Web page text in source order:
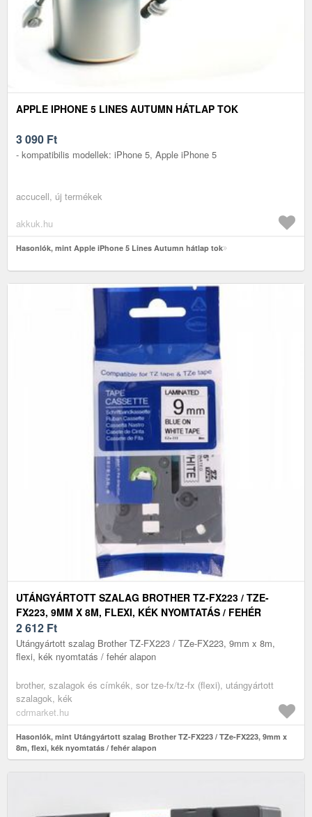
APPLE IPHONE 5 LINES AUTUMN HÁTLAP TOK
3 090 Ft
- kompatibilis modellek: iPhone 5, Apple iPhone 5
accucell, új termékek
akkuk.hu
Hasonlók, mint Apple iPhone 5 Lines Autumn hátlap tok
UTÁNGYÁRTOTT SZALAG BROTHER TZ-FX223 / TZE-
FX223, 9MM X 8M, FLEXI, KÉK NYOMTATÁS / FEHÉR
ALAPON
2 612 Ft
Utángyártott szalag Brother TZ-FX223 / TZe-FX223, 9mm x 8m,
flexi, kék nyomtatás / fehér alapon
brother, szalagok és címkék, sor tze-fx/tz-fx (flexi), utángyártott
szalagok, kék
cdrmarket.hu
Hasonlók, mint Utángyártott szalag Brother TZ-FX223 / TZe-FX223, 9mm x
8m, flexi, kék nyomtatás / fehér alapon